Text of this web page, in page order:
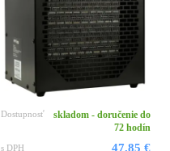
Dostupnosť
skladom - doručenie do
72 hodín
s DPH 47.85 €